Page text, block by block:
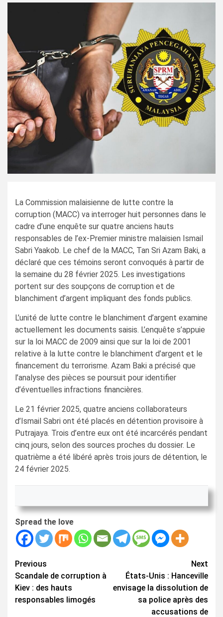
La Commission malaisienne de lutte contre la
corruption (MACC) va interroger huit personnes dans le
cadre d’une enquête sur quatre anciens hauts
responsables de l’ex-Premier ministre malaisien Ismail
Sabri Yaakob. Le chef de la MACC, Tan Sri Azam Baki, a
déclaré que ces témoins seront convoqués à partir de
la semaine du 28 février 2025. Les investigations
portent sur des soupçons de corruption et de
blanchiment d’argent impliquant des fonds publics.
L’unité de lutte contre le blanchiment d’argent examine
actuellement les documents saisis. L’enquête s’appuie
sur la loi MACC de 2009 ainsi que sur la loi de 2001
relative à la lutte contre le blanchiment d’argent et le
financement du terrorisme. Azam Baki a précisé que
l’analyse des pièces se poursuit pour identifier
d’éventuelles infractions financières.
Le 21 février 2025, quatre anciens collaborateurs
d’Ismail Sabri ont été placés en détention provisoire à
Putrajaya. Trois d’entre eux ont été incarcérés pendant
cinq jours, selon des sources proches du dossier. Le
quatrième a été libéré après trois jours de détention, le
24 février 2025.
Spread the love
Continue
Reading
Previous
Scandale de corruption à
Kiev : des hauts
responsables limogés
Next
États-Unis : Hanceville
envisage la dissolution de
sa police après des
accusations de